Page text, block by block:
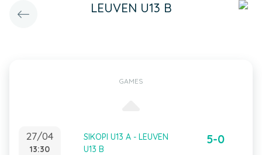
LEUVEN U13 B
GAMES
27/04
13:30
SIKOPI U13 A - LEUVEN
U13 B
5-0